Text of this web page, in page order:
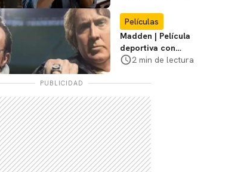
Películas
Madden | Película
deportiva con
Nicolas Cage tendrá
cines
2 min de lectura
PUBLICIDAD